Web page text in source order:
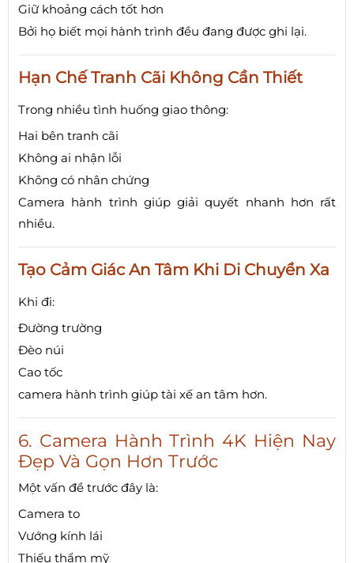
Giữ khoảng cách tốt hơn
Bởi họ biết mọi hành trình đều đang được ghi lại.
Hạn Chế Tranh Cãi Không Cần Thiết
Trong nhiều tình huống giao thông:
Hai bên tranh cãi
Không ai nhận lỗi
Không có nhân chứng
Camera hành trình giúp giải quyết nhanh hơn rất
nhiều.
Tạo Cảm Giác An Tâm Khi Di Chuyển Xa
Khi đi:
Đường trường
Đèo núi
Cao tốc
camera hành trình giúp tài xế an tâm hơn.
6. Camera Hành Trình 4K Hiện Nay
Đẹp Và Gọn Hơn Trước
Một vấn đề trước đây là:
Camera to
Vướng kính lái
Thiếu thẩm mỹ